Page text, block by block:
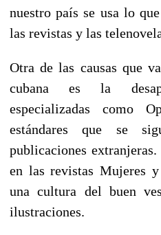
nuestro país se usa lo
las revistas y las
Otra de las causas que
cubana es la
especializadas como
estándares que se
publicaciones
en las revistas Mujeres
una cultura del buen
ilustraciones.